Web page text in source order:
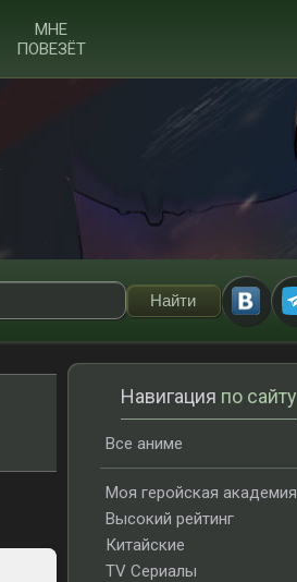
МНЕ
ПОВЕЗЁТ
Навигация по сайту
Все аниме
Моя геройская академия
Высокий рейтинг
Китайские
TV Сериалы